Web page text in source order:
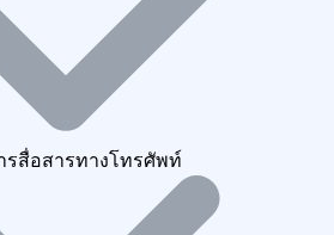
รสื่อสารทางโทรศัพท์